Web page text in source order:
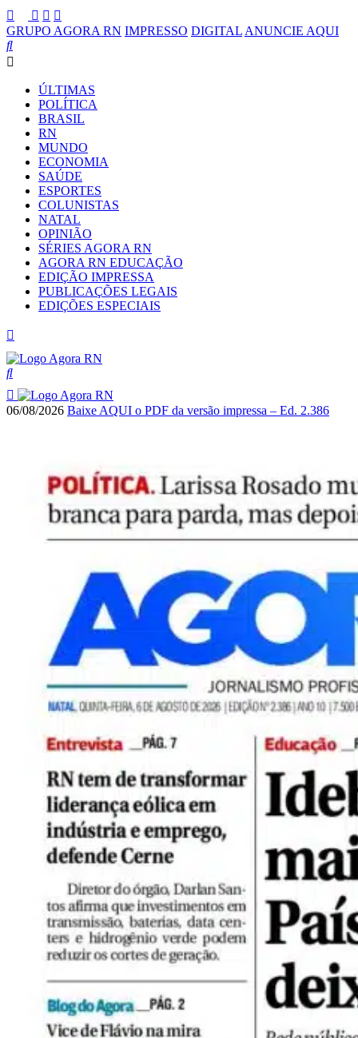
GRUPO AGORA RN IMPRESSO DIGITAL ANUNCIE AQUI
ÚLTIMAS
POLÍTICA
BRASIL
RN
MUNDO
ECONOMIA
SAÚDE
ESPORTES
COLUNISTAS
NATAL
OPINIÃO
SÉRIES AGORA RN
AGORA RN EDUCAÇÃO
EDIÇÃO IMPRESSA
PUBLICAÇÕES LEGAIS
EDIÇÕES ESPECIAIS
06/08/2026 Baixe AQUI o PDF da versão impressa – Ed. 2.386